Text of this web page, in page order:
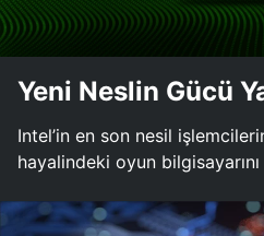
Yeni Neslin Gücü
Intel’in en son nesil
hayalindeki oyun